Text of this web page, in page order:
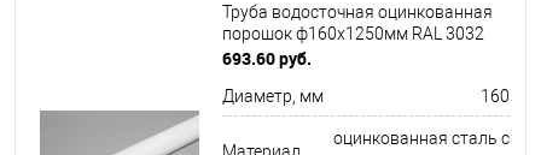
Труба водосточная оцинкованная
порошок ф160х1250мм RAL 3032
693.60 руб.
Диаметр, мм 160
Материал
оцинкованная сталь с